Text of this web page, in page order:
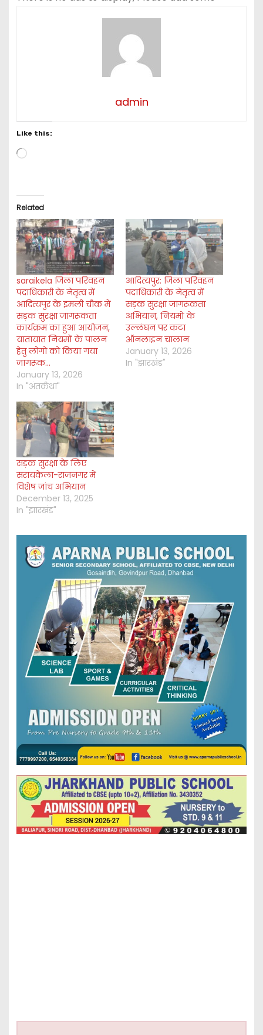
admin
Like this:
L
i
n
g
…
Related
saraikela जिला परिवहन
पदाधिकारी के नेतृत्व में
आदित्यपुर के इमली चौक में
सड़क सुरक्षा जागरूकता
कार्यक्रम का हुआ आयोजन,
यातायात नियमों के पालन
हेतु लोगो को किया गया
जागरूक…
January 13, 2026
In "अंतर्कथा"
आदित्यपुर: जिला परिवहन
पदाधिकारी के नेतृत्व में
सड़क सुरक्षा जागरूकता
अभियान, नियमों के
उल्लंघन पर कटा
ऑनलाइन चालान
January 13, 2026
In "झारखंड"
सड़क सुरक्षा के लिए
सरायकेला-राजनगर में
विशेष जांच अभियान
December 13, 2025
In "झारखंड"